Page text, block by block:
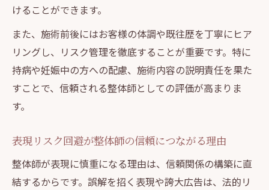
けることができます。
また、施術前後にはお客様の体調や既往歴を丁寧にヒア
リングし、リスク管理を徹底することが重要です。特に
持病や妊娠中の方への配慮、施術内容の説明責任を果た
すことで、信頼される整体師としての評価が高まりま
す。
表現リスク回避が整体師の信頼につながる理由
整体師が表現に慎重になる理由は、信頼関係の構築に直
結するからです。誤解を招く表現や誇大広告は、法的リ